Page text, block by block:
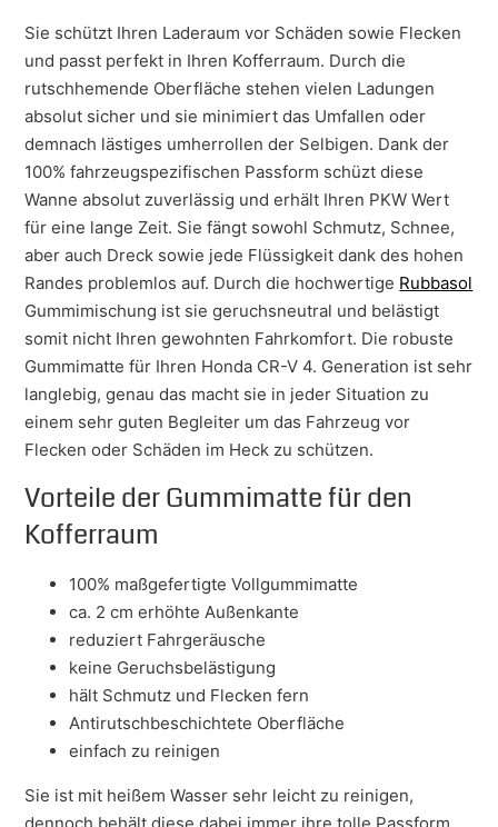
Sie schützt Ihren Laderaum vor Schäden sowie Flecken
und passt perfekt in Ihren Kofferraum. Durch die
rutschhemende Oberfläche stehen vielen Ladungen
absolut sicher und sie minimiert das Umfallen oder
demnach lästiges umherrollen der Selbigen. Dank der
100% fahrzeugspezifischen Passform schüzt diese
Wanne absolut zuverlässig und erhält Ihren PKW Wert
für eine lange Zeit. Sie fängt sowohl Schmutz, Schnee,
aber auch Dreck sowie jede Flüssigkeit dank des hohen
Randes problemlos auf. Durch die hochwertige Rubbasol
Gummimischung ist sie geruchsneutral und belästigt
somit nicht Ihren gewohnten Fahrkomfort. Die robuste
Gummimatte für Ihren Honda CR-V 4. Generation ist sehr
langlebig, genau das macht sie in jeder Situation zu
einem sehr guten Begleiter um das Fahrzeug vor
Flecken oder Schäden im Heck zu schützen.
Vorteile der Gummimatte für den
Kofferraum
100% maßgefertigte Vollgummimatte
ca. 2 cm erhöhte Außenkante
reduziert Fahrgeräusche
keine Geruchsbelästigung
hält Schmutz und Flecken fern
Antirutschbeschichtete Oberfläche
einfach zu reinigen
Sie ist mit heißem Wasser sehr leicht zu reinigen,